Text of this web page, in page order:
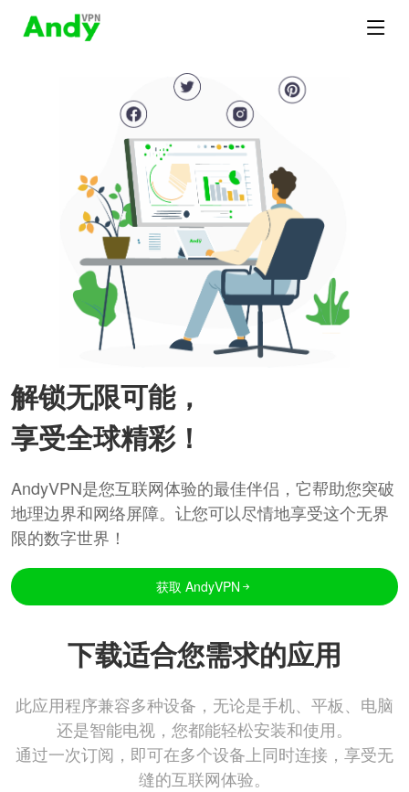
解锁无限可能，
享受全球精彩！
AndyVPN是您互联网体验的最佳伴侣，它帮助您突破
地理边界和网络屏障。让您可以尽情地享受这个无界
限的数字世界！
获取 AndyVPN
下载适合您需求的应用
此应用程序兼容多种设备，无论是手机、平板、电脑
还是智能电视，您都能轻松安装和使用。
通过一次订阅，即可在多个设备上同时连接，享受无
缝的互联网体验。